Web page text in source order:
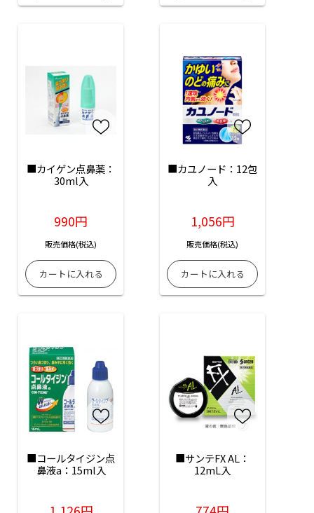
■カイゲン点鼻薬：
30ml入
990円
販売価格(税込)
■カユノード：12包
入
1,056円
販売価格(税込)
■コールタイジン点
鼻液a：15ml入
■サンテFX AL：
12mL入